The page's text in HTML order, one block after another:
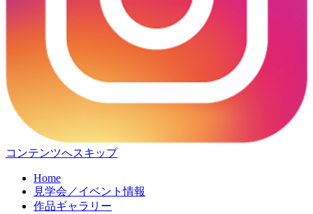
コンテンツへスキップ
Home
見学会／イベント情報
作品ギャラリー